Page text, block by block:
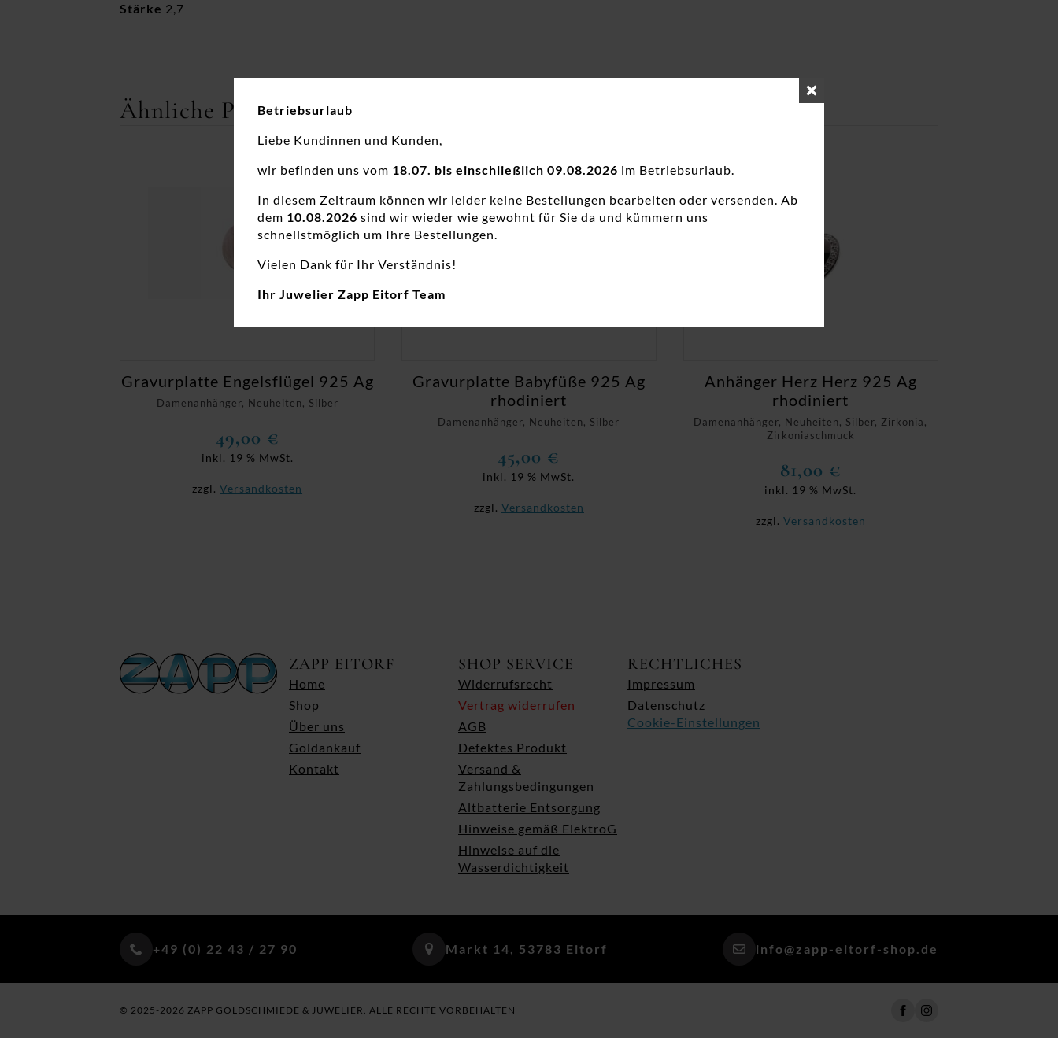
Stärke 2,7
Ähnliche Produkte
Damenanhänger, Neuheiten, Silber
Gravurplatte Engelsflügel 925 Ag
49,00 €
inkl. 19 % MwSt.
zzgl.Versandkosten
Damenanhänger, Neuheiten, Silber
Gravurplatte Babyfüße 925 Ag
rhodiniert
45,00 €
inkl. 19 % MwSt.
zzgl. Versandkosten
Damenanhänger, Neuheiten, Silber, Zirkonia,
Zirkoniaschmuck
Anhänger Herz Herz 925 Ag
rhodiniert
81,00 €
inkl. 19 % MwSt.
zzgl. Versandkosten
ZAPP EITORF
Home
Shop
Über uns
Goldankauf
Kontakt
SHOP SERVICE
Widerrufsrecht
Vertrag widerrufen
AGB
Defektes Produkt
Versand &
Zahlungsbedingungen
Altbatterie Entsorgung
Hinweise gemäß ElektroG
Hinweise auf die
Wasserdichtigkeit
RECHTLICHES
Impressum
Datenschutz
Cookie-Einstellungen
+49 (0) 22 43 / 27 90 Markt 14, 53783 Eitorf info@zapp-eitorf-shop.de
© 2025-2026 ZAPP GOLDSCHMIEDE & JUWELIER. ALLE RECHTE VORBEHALTEN
Betriebsurlaub
Liebe Kundinnen und Kunden,
wir befinden uns vom 18.07. bis einschließlich 09.08.2026 im Betriebsurlaub.
In diesem Zeitraum können wir leider keine Bestellungen bearbeiten oder versenden. Ab
dem 10.08.2026 sind wir wieder wie gewohnt für Sie da und kümmern uns
schnellstmöglich um Ihre Bestellungen.
Vielen Dank für Ihr Verständnis!
Ihr Juwelier Zapp Eitorf Team